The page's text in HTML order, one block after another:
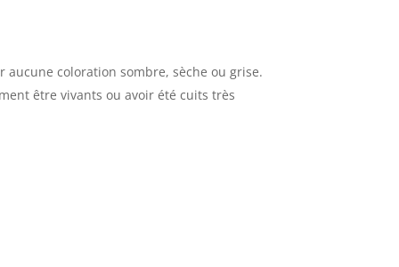
coloration sombre, sèche ou grise.
être vivants ou avoir été cuits très